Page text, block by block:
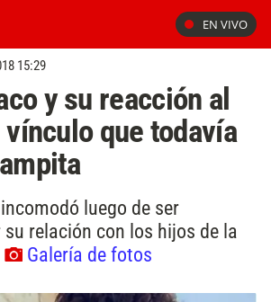
EN VIVO
15:29
y su reacción al
que todavía
luego de ser
relación con los hijos de la
Galería de fotos